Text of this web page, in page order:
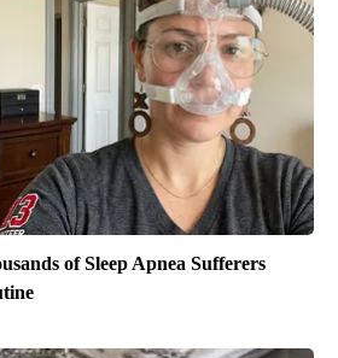
of Sleep Apnea Sufferers